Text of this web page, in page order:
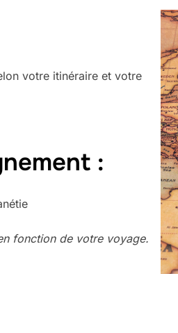
votre itinéraire et votre
:
fonction de votre voyage.